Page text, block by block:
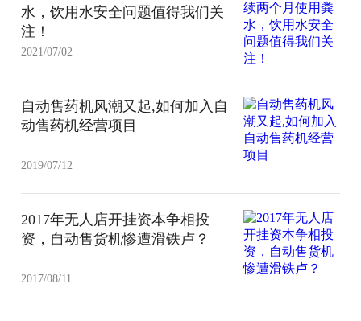
水，饮用水安全问题值得我们关
注！
2021/07/02
自动售药机风潮又起,如何加入自
动售药机经营项目
2019/07/12
2017年无人店开挂资本争相投
资，自动售货机惨遭滑铁卢？
2017/08/11